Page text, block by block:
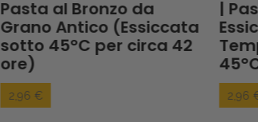
Pasta al Bronzo da
Grano Antico (Essiccata
sotto 45°C per circa 42
ore)
2,96 €
|
2,96